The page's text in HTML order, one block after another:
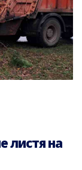
листя на